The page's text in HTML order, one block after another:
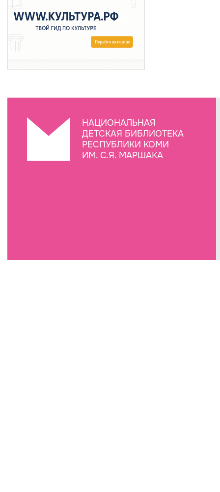
НАЦИОНАЛЬНАЯ
ДЕТСКАЯ БИБЛИОТЕКА
РЕСПУБЛИКИ КОМИ
ИМ. С.Я. МАРШАКА